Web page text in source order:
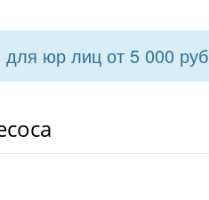
юр лиц от 5 000 руб